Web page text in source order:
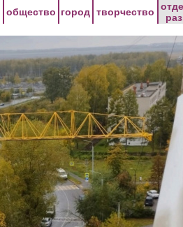
общество город творчество